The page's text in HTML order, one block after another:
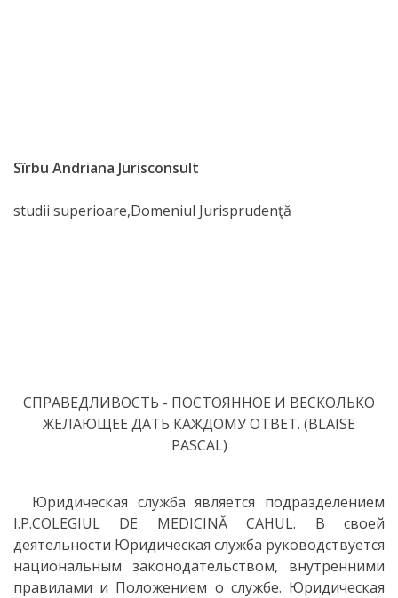
rapoarte
Organizare
Secția
didactică
Nr.1
Sîrbu Andriana Jurisconsult
studii superioare,Domeniul Jurisprudenţă
СПРАВЕДЛИВОСТЬ - ПОСТОЯННОЕ И ВЕСКОЛЬКО
ЖЕЛАЮЩЕЕ ДАТЬ КАЖДОМУ ОТВЕТ. (BLAISE
PASCAL)
Юридическая служба является подразделением
I.P.COLEGIUL DE MEDICINĂ CAHUL. В своей
деятельности Юридическая служба руководствуется
национальным законодательством, внутренними
правилами и Положением о службе. Юридическая